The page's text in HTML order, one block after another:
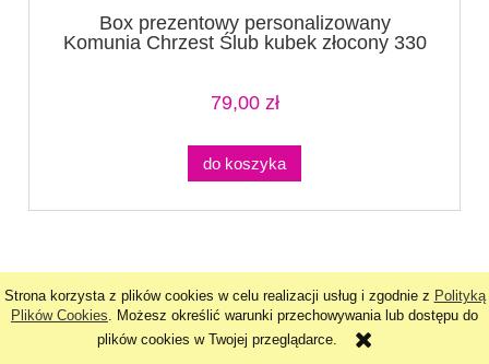
Strona korzysta z plików cookies w celu realizacji usług i zgodnie z Polityką
Plików Cookies. Możesz określić warunki przechowywania lub dostępu do
plików cookies w Twojej przeglądarce.
Box prezentowy personalizowany
Komunia Chrzest Ślub kubek złocony 330
79,00 zł
do koszyka
Stopka